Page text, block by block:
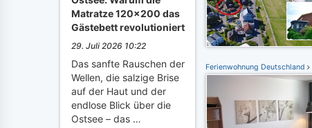
Matratze 120x200 das
Gästebett revolutioniert
29. Juli 2026 10:22
Das sanfte Rauschen der
Wellen, die salzige Brise
auf der Haut und der
endlose Blick über die
Ostsee – das …
Ferienwohnung Deutschland